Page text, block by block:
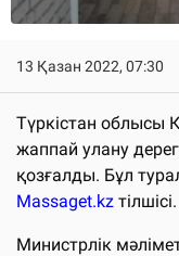
13 Қазан 2022, 07:30
Түркістан облысы
жаппай улану
қозғалды. Бұл
Massaget.kz тілшісі.
Министрлік